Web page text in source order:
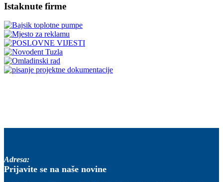
Istaknute firme
Adresa:
Prijavite se na naše novine